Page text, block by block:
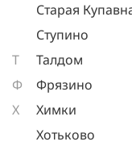
Старая
Ступино
Т
Талдом
Ф
Фрязино
Х
Химки
Хотьково